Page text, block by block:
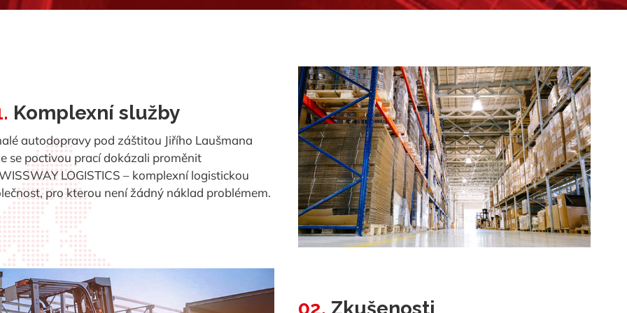
Komplexní služby
autodopravy pod záštitou Jiřího Laušmana
se poctivou prací dokázali proměnit
LOGISTICS – komplexní logistickou
pro kterou není žádný náklad problémem.